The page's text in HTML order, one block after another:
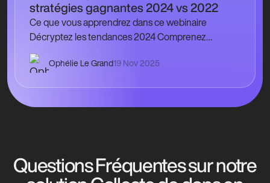
stratégies gagnantes 2024 vs 2022
Ce que vous apprendrez dans ce webinaire
Décryptez les tendances 2024 Comprenez
pourquoi le don moyen en ligne a augmenté de
17,8…Ophélie Le Grand19 Nov 2025
Questions Fréquentes sur notre